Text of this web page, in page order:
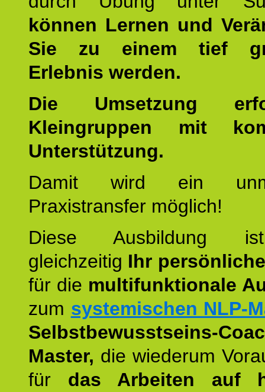
können Lernen und
Sie zu einem tief
Erlebnis werden.
Die Umsetzung
Kleingruppen mit
Unterstützung.
Damit wird ein
Praxistransfer möglich!
Diese Ausbildung
gleichzeitig Ihr
für die multifunktionale
zum systemischen NLP-
Selbstbewusstseins-
Master, die wiederum
für das Arbeiten auf